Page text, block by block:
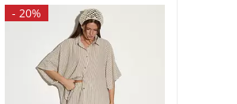
- 20%